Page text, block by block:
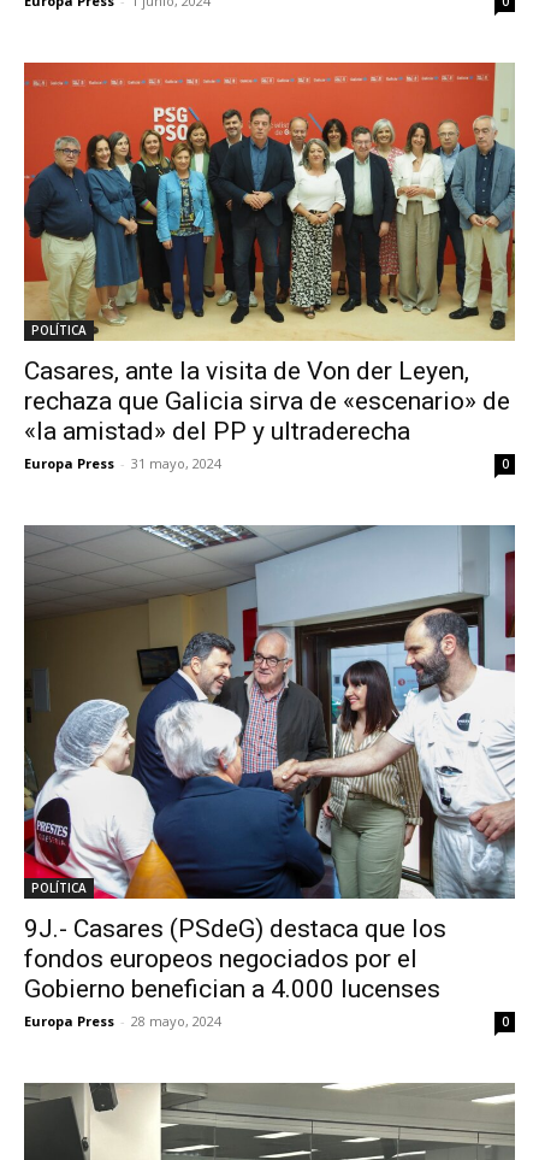
POLÍTICA
Casares, ante la visita de Von der Leyen,
rechaza que Galicia sirva de «escenario» de
«la amistad» del PP y ultraderecha
Europa Press - 31 mayo, 2024 0
POLÍTICA
9J.- Casares (PSdeG) destaca que los
fondos europeos negociados por el
Gobierno benefician a 4.000 lucenses
Europa Press - 28 mayo, 2024 0